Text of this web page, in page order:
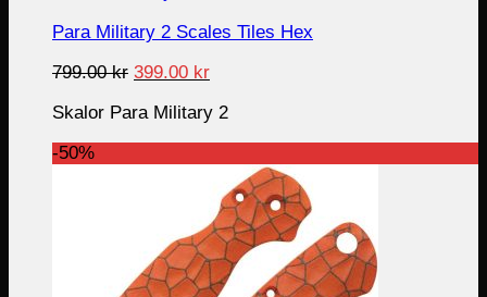
Para Military 2 Scales Tiles Hex
799.00kr Original
was:
399.00 krCurrent
is:
Skalor Para Military 2
-50%